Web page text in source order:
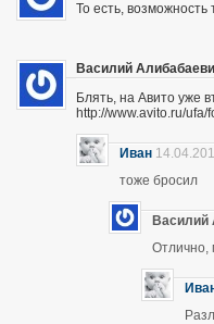
То есть, возможность
Василий
Блять, на Авито уже
http://www.avito.ru/
Иван
тоже бросил
Василий
Отлично,